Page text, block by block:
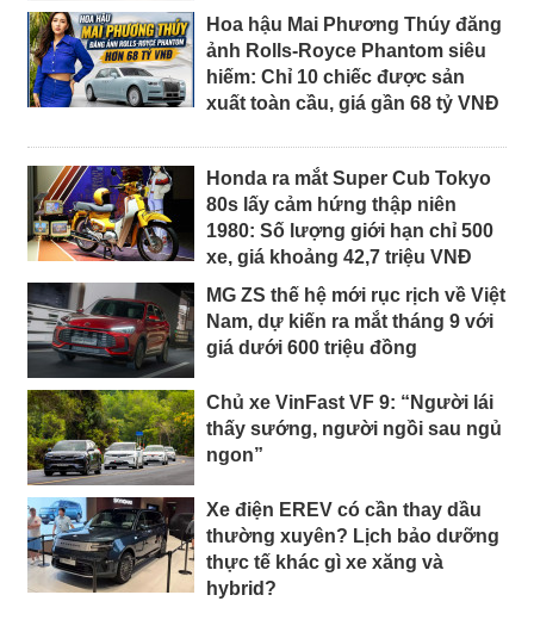
Hoa hậu Mai Phương Thúy đăng
ảnh Rolls-Royce Phantom siêu
hiếm: Chỉ 10 chiếc được sản
xuất toàn cầu, giá gần 68 tỷ VNĐ
Honda ra mắt Super Cub Tokyo
80s lấy cảm hứng thập niên
1980: Số lượng giới hạn chỉ 500
xe, giá khoảng 42,7 triệu VNĐ
MG ZS thế hệ mới rục rịch về Việt
Nam, dự kiến ra mắt tháng 9 với
giá dưới 600 triệu đồng
Chủ xe VinFast VF 9: “Người lái
thấy sướng, người ngồi sau ngủ
ngon”
Xe điện EREV có cần thay dầu
thường xuyên? Lịch bảo dưỡng
thực tế khác gì xe xăng và
hybrid?